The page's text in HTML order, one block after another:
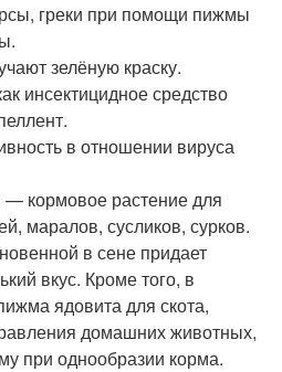
греки при помощи пижмы
зелёную краску.
инсектицидное средство
в отношении вируса
кормовое растение для
маралов, сусликов, сурков.
в сене придает
вкус. Кроме того, в
ядовита для скота,
домашних животных,
при однообразии корма.